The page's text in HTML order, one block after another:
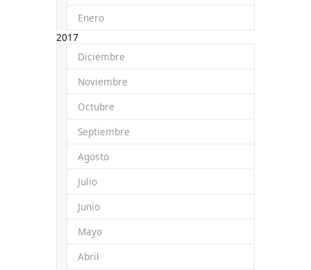
Enero
2017
Diciembre
Noviembre
Octubre
Septiembre
Agosto
Julio
Junio
Mayo
Abril